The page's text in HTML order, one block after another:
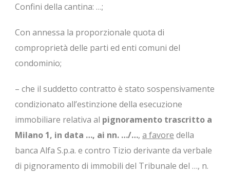
Confini della cantina: …;
Con annessa la proporzionale quota di
comproprietà delle parti ed enti comuni del
condominio;
– che il suddetto contratto è stato sospensivamente
condizionato all’estinzione della esecuzione
immobiliare relativa al pignoramento trascritto a
Milano 1, in data …, ai nn. …/…, a favore della
banca Alfa S.p.a. e contro Tizio derivante da verbale
di pignoramento di immobili del Tribunale del …, n.